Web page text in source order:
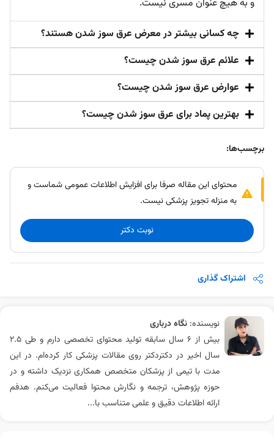
و به هیچ عنوان مسری نیست.
چه کسانی بیشتر در معرض عرق‌ سوز شدن هستند؟
علائم عرق سوز شدن چیست؟
عوارض عرق سوز شدن چیست؟
بهترین پماد برای عرق سوز شدن چیست؟
برچسب‌ها:
محتوای این مقاله صرفا برای افزایش اطلاعات عمومی شماست و
به منزله تجویز پزشکی نیست.
نوبت دکتر
اشتراک گذاری
نویسنده: نگاه درباری
بیش از ۶ سال سابقه تولید محتوای تخصصی دارم و طی ۲.۵
سال اخیر در دکتردکتر روی مقالات پزشکی کار کرده‌ام. در این
مدت با تیمی از پزشکان متخصص همکاری نزدیک داشته و در
حوزه پژوهش، ترجمه و نگارش محتوا فعالیت می‌کنم. هدفم
ارائه اطلاعات دقیق و علمی متناسب با...